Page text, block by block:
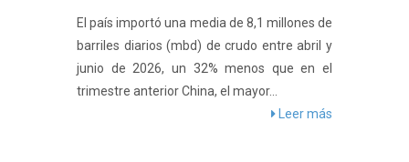
El país importó una media de 8,1 millones de
barriles diarios (mbd) de crudo entre abril y
junio de 2026, un 32% menos que en el
trimestre anterior China, el mayor...
Leer más